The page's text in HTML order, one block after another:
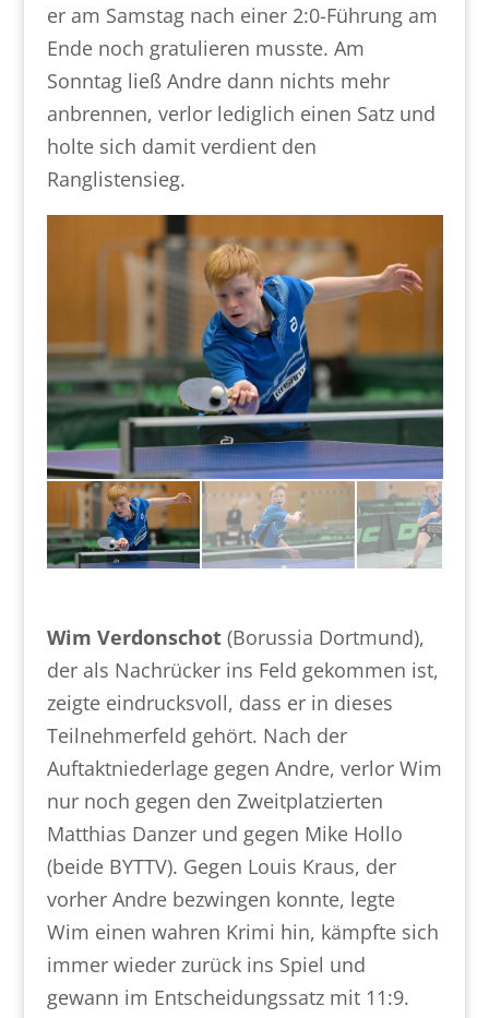
er am Samstag nach einer 2:0-Führung am
Ende noch gratulieren musste. Am
Sonntag ließ Andre dann nichts mehr
anbrennen, verlor lediglich einen Satz und
holte sich damit verdient den
Ranglistensieg.
Wim Verdonschot(Borussia Dortmund),
der als Nachrücker ins Feld gekommen ist,
zeigte eindrucksvoll, dass er in dieses
Teilnehmerfeld gehört. Nach der
Auftaktniederlage gegen Andre, verlor Wim
nur noch gegen den Zweitplatzierten
Matthias Danzer und gegen Mike Hollo
(beide BYTTV). Gegen Louis Kraus, der
vorher Andre bezwingen konnte, legte
Wim einen wahren Krimi hin, kämpfte sich
immer wieder zurück ins Spiel und
gewann im Entscheidungssatz mit 11:9.